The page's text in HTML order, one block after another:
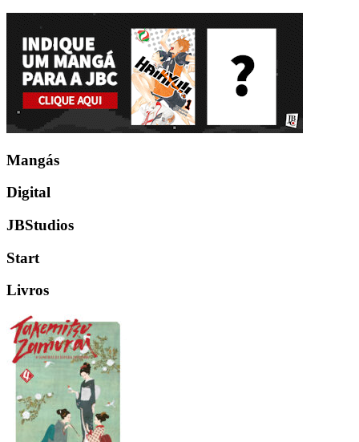
Mangás
Digital
JBStudios
Start
Livros